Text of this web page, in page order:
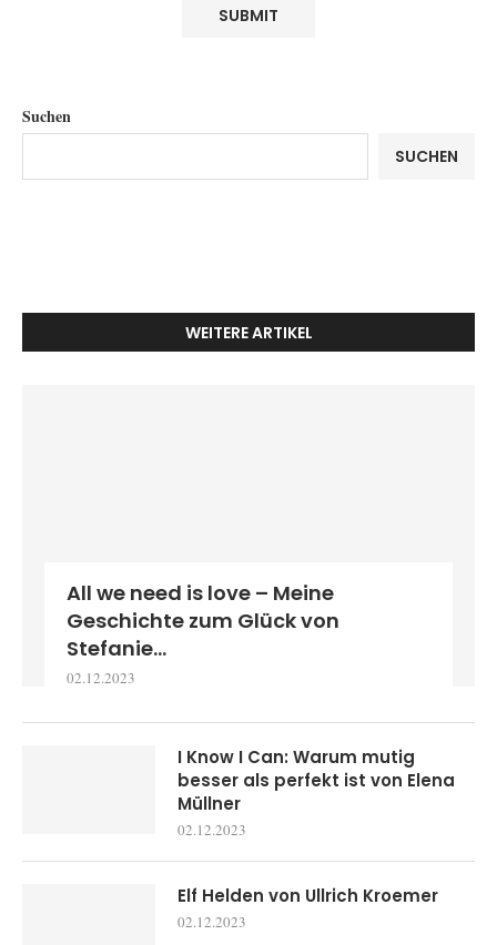
Suchen
SUCHEN
WEITERE ARTIKEL
All we need is love – Meine
Geschichte zum Glück von
Stefanie...
02.12.2023
I Know I Can: Warum mutig
besser als perfekt ist von Elena
Müllner
02.12.2023
Elf Helden von Ullrich Kroemer
02.12.2023